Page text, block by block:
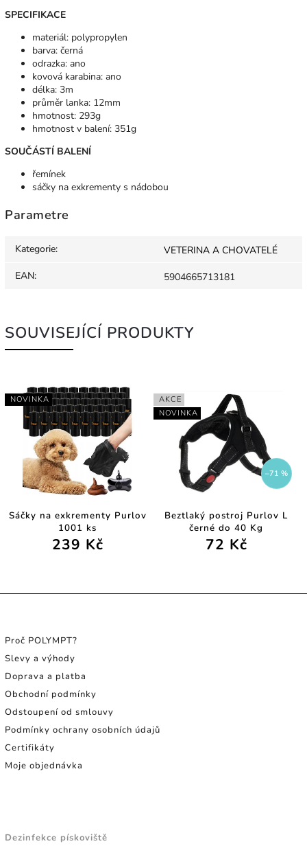
SPECIFIKACE
materiál: polypropylen
barva: černá
odrazka: ano
kovová karabina: ano
délka: 3m
průměr lanka: 12mm
hmotnost: 293g
hmotnost v balení: 351g
SOUČÁSTÍ BALENÍ
řemínek
sáčky na exkrementy s nádobou
Parametre
Kategorie:
VETERINA A CHOVATELÉ
EAN: 5904665713181
SOUVISEJÍCÍ PRODUKTY
NOVINKA
Sáčky na exkrementy Purlov
1001 ks
239 Kč
AKCE
NOVINKA
–71 %
Beztlaký postroj Purlov L
černé do 40 Kg
72 Kč
Proč POLYMPT?
Slevy a výhody
Doprava a platba
Obchodní podmínky
Odstoupení od smlouvy
Podmínky ochrany osobních údajů
Certifikáty
Moje objednávka
Dezinfekce pískoviště